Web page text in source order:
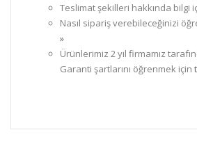
Teslimat şekilleri hakkında bilgi
Nasıl sipariş verebileceğinizi
»
Ürünlerimiz 2 yıl firmamız
Garanti şartlarını öğrenmek için